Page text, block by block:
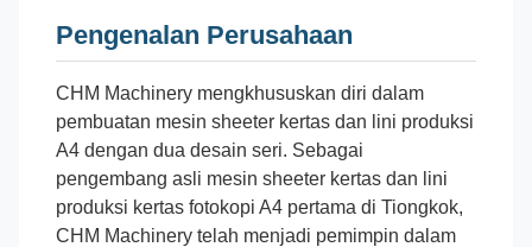
Pengenalan Perusahaan
CHM Machinery mengkhususkan diri dalam
pembuatan mesin sheeter kertas dan lini produksi
A4 dengan dua desain seri. Sebagai
pengembang asli mesin sheeter kertas dan lini
produksi kertas fotokopi A4 pertama di Tiongkok,
CHM Machinery telah menjadi pemimpin dalam